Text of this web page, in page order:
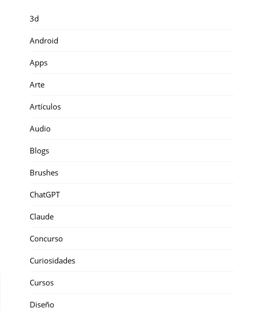
3d
Android
Apps
Arte
Artículos
Audio
Blogs
Brushes
ChatGPT
Claude
Concurso
Curiosidades
Cursos
Diseño